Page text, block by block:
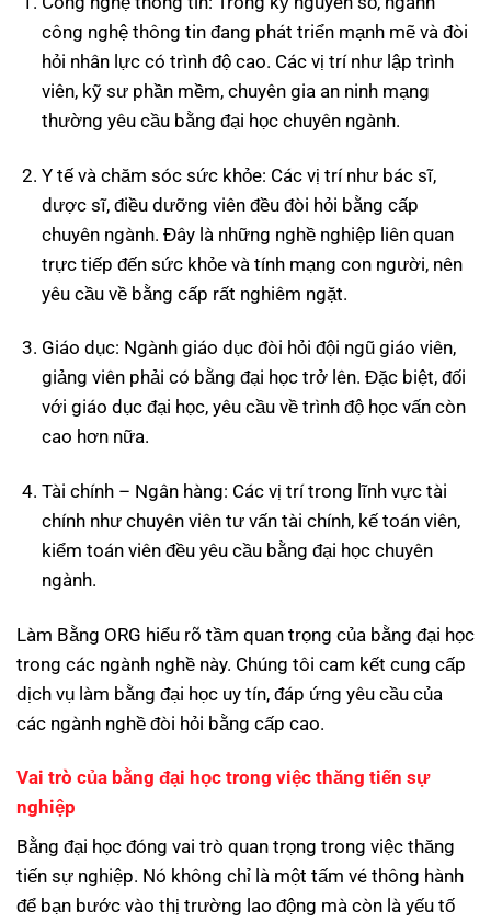
công nghệ thông tin đang phát triển mạnh mẽ và đòi
hỏi nhân lực có trình độ cao. Các vị trí như lập trình
viên, kỹ sư phần mềm, chuyên gia an ninh mạng
thường yêu cầu bằng đại học chuyên ngành.
Y tế và chăm sóc sức khỏe: Các vị trí như bác sĩ,
dược sĩ, điều dưỡng viên đều đòi hỏi bằng cấp
chuyên ngành. Đây là những nghề nghiệp liên quan
trực tiếp đến sức khỏe và tính mạng con người, nên
yêu cầu về bằng cấp rất nghiêm ngặt.
Giáo dục: Ngành giáo dục đòi hỏi đội ngũ giáo viên,
giảng viên phải có bằng đại học trở lên. Đặc biệt, đối
với giáo dục đại học, yêu cầu về trình độ học vấn còn
cao hơn nữa.
Tài chính – Ngân hàng: Các vị trí trong lĩnh vực tài
chính như chuyên viên tư vấn tài chính, kế toán viên,
kiểm toán viên đều yêu cầu bằng đại học chuyên
ngành.
Làm Bằng ORG hiểu rõ tầm quan trọng của bằng đại học
trong các ngành nghề này. Chúng tôi cam kết cung cấp
dịch vụ làm bằng đại học uy tín, đáp ứng yêu cầu của
các ngành nghề đòi hỏi bằng cấp cao.
Vai trò của bằng đại học trong việc thăng tiến sự
nghiệp
Bằng đại học đóng vai trò quan trọng trong việc thăng
tiến sự nghiệp. Nó không chỉ là một tấm vé thông hành
để bạn bước vào thị trường lao động mà còn là yếu tố